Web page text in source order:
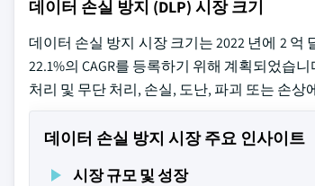
데이터 손실 방지 (DLP) 시장 크기
데이터 손실 방지 시장 크기는 2022 년에 2 억
22.1%의 CAGR를 등록하기 위해 계획되었습
처리 및 무단 처리, 손실, 도난, 파괴 또는 손상
데이터 손실 방지 시장 주요 인사이트
시장 규모 및 성장